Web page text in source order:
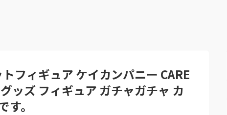
フィギュア ケイカンパニー CARE
ッズ フィギュア ガチャガチャ カ
。